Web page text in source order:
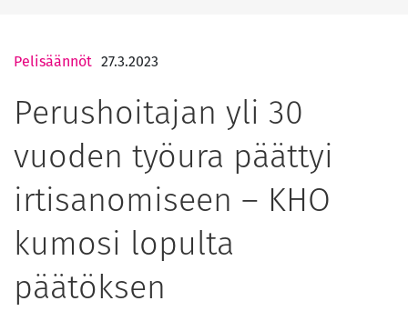
Pelisäännöt 27.3.2023
Perushoitajan yli 30
vuoden työura päättyi
irtisanomiseen – KHO
kumosi lopulta
päätöksen